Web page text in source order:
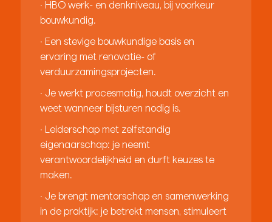
· HBO werk- en denkniveau, bij voorkeur
bouwkundig.
· Een stevige bouwkundige basis en
ervaring met renovatie- of
verduurzamingsprojecten.
· Je werkt procesmatig, houdt overzicht en
weet wanneer bijsturen nodig is.
· Leiderschap met zelfstandig
eigenaarschap: je neemt
verantwoordelijkheid en durft keuzes te
maken.
· Je brengt mentorschap en samenwerking
in de praktijk: je betrekt mensen, stimuleert